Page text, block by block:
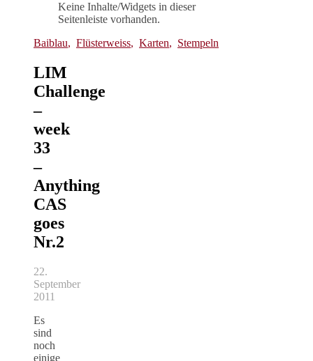
Keine Inhalte/Widgets in dieser
Seitenleiste vorhanden.
Baiblau, Flüsterweiss, Karten, Stempeln
LIM
Challenge
–
week
33
–
Anything
CAS
goes
Nr.2
22.
September
2011
Es
sind
noch
einige